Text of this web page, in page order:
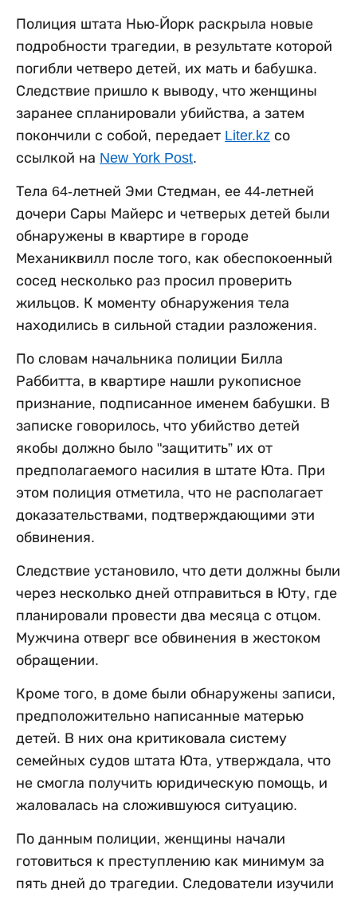
Полиция штата Нью-Йорк раскрыла новые
подробности трагедии, в результате которой
погибли четверо детей, их мать и бабушка.
Следствие пришло к выводу, что женщины
заранее спланировали убийства, а затем
покончили с собой, передает Liter.kz со
ссылкой на New York Post.
Тела 64-летней Эми Стедман, ее 44-летней
дочери Сары Майерс и четверых детей были
обнаружены в квартире в городе
Механиквилл после того, как обеспокоенный
сосед несколько раз просил проверить
жильцов. К моменту обнаружения тела
находились в сильной стадии разложения.
По словам начальника полиции Билла
Раббитта, в квартире нашли рукописное
признание, подписанное именем бабушки. В
записке говорилось, что убийство детей
якобы должно было "защитить” их от
предполагаемого насилия в штате Юта. При
этом полиция отметила, что не располагает
доказательствами, подтверждающими эти
обвинения.
Следствие установило, что дети должны были
через несколько дней отправиться в Юту, где
планировали провести два месяца с отцом.
Мужчина отверг все обвинения в жестоком
обращении.
Кроме того, в доме были обнаружены записи,
предположительно написанные матерью
детей. В них она критиковала систему
семейных судов штата Юта, утверждала, что
не смогла получить юридическую помощь, и
жаловалась на сложившуюся ситуацию.
По данным полиции, женщины начали
готовиться к преступлению как минимум за
пять дней до трагедии. Следователи изучили